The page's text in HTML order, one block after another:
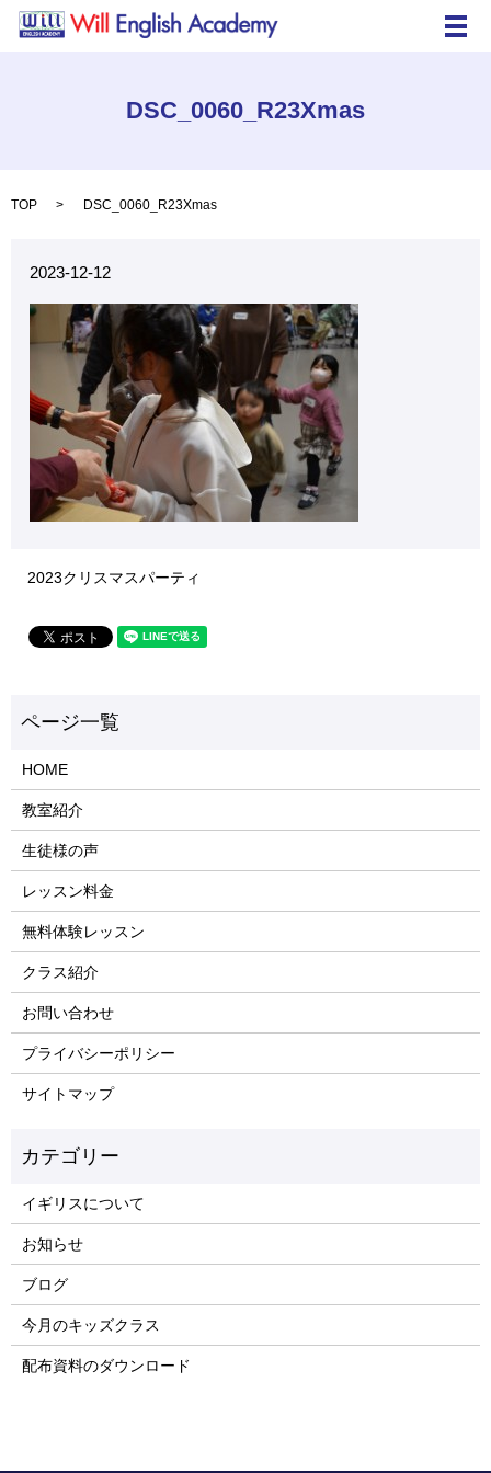
メ
DSC_0060_R23Xmas
TOP DSC_0060_R23Xmas
2023-12-12
2023クリスマスパーティ
HOME
教室紹介
生徒様の声
レッスン料金
無料体験レッスン
クラス紹介
お問い合わせ
プライバシーポリシー
サイトマップ
イギリスについて
お知らせ
ブログ
今月のキッズクラス
配布資料のダウンロード